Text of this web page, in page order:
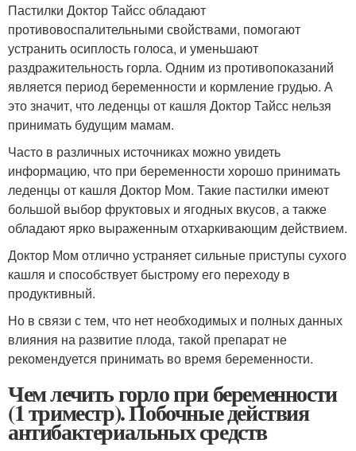
Пастилки Доктор Тайсс обладают
противовоспалительными свойствами, помогают
устранить осиплость голоса, и уменьшают
раздражительность горла. Одним из противопоказаний
является период беременности и кормление грудью. А
это значит, что леденцы от кашля Доктор Тайсс нельзя
принимать будущим мамам.
Часто в различных источниках можно увидеть
информацию, что при беременности хорошо принимать
леденцы от кашля Доктор Мом. Такие пастилки имеют
большой выбор фруктовых и ягодных вкусов, а также
обладают ярко выраженным отхаркивающим действием.
Доктор Мом отлично устраняет сильные приступы сухого
кашля и способствует быстрому его переходу в
продуктивный.
Но в связи с тем, что нет необходимых и полных данных
влияния на развитие плода, такой препарат не
рекомендуется принимать во время беременности.
Чем лечить горло при беременности
(1 триместр). Побочные действия
антибактериальных средств